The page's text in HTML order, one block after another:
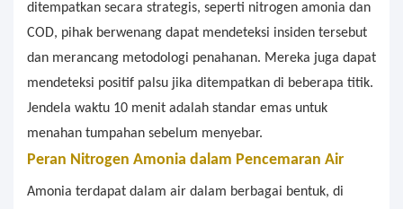
ditempatkan secara strategis, seperti nitrogen amonia dan
COD, pihak berwenang dapat mendeteksi insiden tersebut
dan merancang metodologi penahanan. Mereka juga dapat
mendeteksi positif palsu jika ditempatkan di beberapa titik.
Jendela waktu 10 menit adalah standar emas untuk
menahan tumpahan sebelum menyebar.
Peran Nitrogen Amonia dalam Pencemaran Air
Amonia terdapat dalam air dalam berbagai bentuk, di